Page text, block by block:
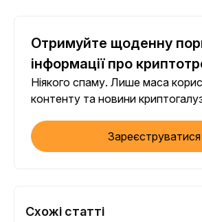
Отримуйте щоденну
інформації про
Ніякого спаму. Лише маса
контенту та новини
Зареєструватися
Схожі статті